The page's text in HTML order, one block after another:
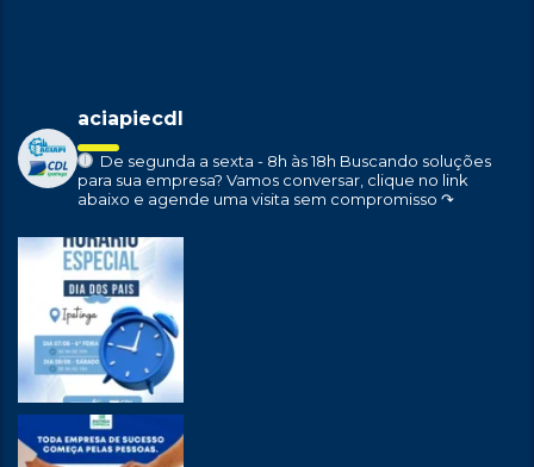
aciapiecdl
De segunda a sexta - 8h às 18h Buscando soluções
para sua empresa? Vamos conversar, clique no link
abaixo e agende uma visita sem compromisso ↷